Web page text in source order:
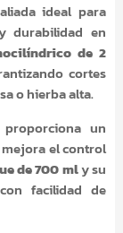
ideal para
durabilidad en
de 2
cortes
o hierba alta.
un
el control
de 700 mly su
facilidad de